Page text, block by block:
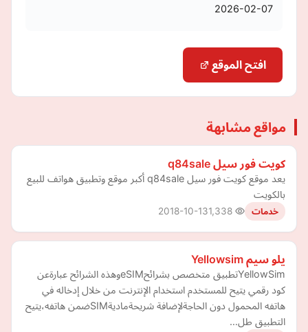
2026-02-07
افتح الموقع
مواقع مشابهة
كويت فور سيل q84sale
يعد موقع كويت فور سيل q84sale أكبر موقع وتطبيق هواتف للبيع
بالكويت
خدمات 2018-10-13
يلو سيم Yellowsim
YellowSimتطبيق متخصص بشرائحeSIMوهذه الشرائح عبارةعن
كود رقمي يتيح للمستخدم استخدام الإنترنت من خلال إدخاله في
هاتفه المحمول دون الحاجةلإضافة شريحةماديةSIMضمن هاتفه،يتيح
التطبيق طل…